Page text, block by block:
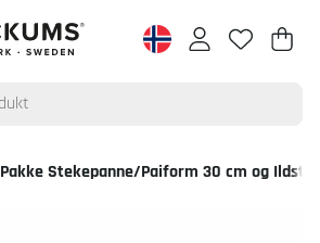
.
Pakke Stekepanne/Paiform 30 cm og